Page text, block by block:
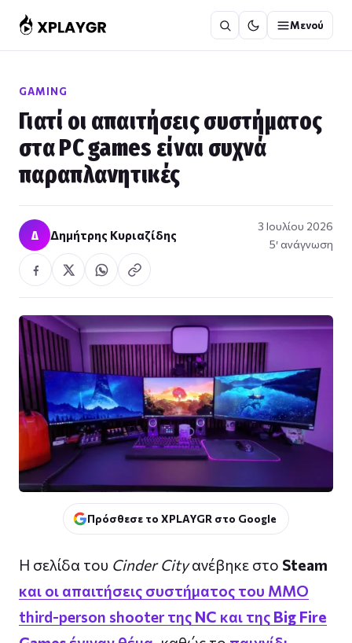
στο
περιεχόμενο
Μενού
GAMING
Γιατί οι απαιτήσεις συστήματος
στα PC games είναι συχνά
παραπλανητικές
Δ Δημήτρης Κυριαζίδης
3 Ιουλίου 2026
5′ ανάγνωση
Πρόσθεσε το XPLAYGR στο Google
Η σελίδα του Cinder Cityανέβηκε στο Steam
και οι απαιτήσεις συστήματος του MMO
third-person shooter της NC και της Big Fire